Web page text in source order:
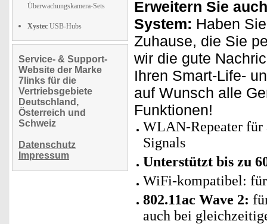
Überwachungskamera-Sets
Xystec USB-Hubs
Service- & Support-
Website der Marke
7links für die
Vertriebsgebiete
Deutschland,
Österreich und
Schweiz
Datenschutz
Impressum
Erweitern Sie
System: Haben
Zuhause, die Sie
wir die gute
Ihren Smart-Life-
auf Wunsch alle
Funktionen!
WLAN-Repeater für
Signals
Unterstützt bis zu
WiFi-kompatibel:
802.11ac Wave 2:
auch bei